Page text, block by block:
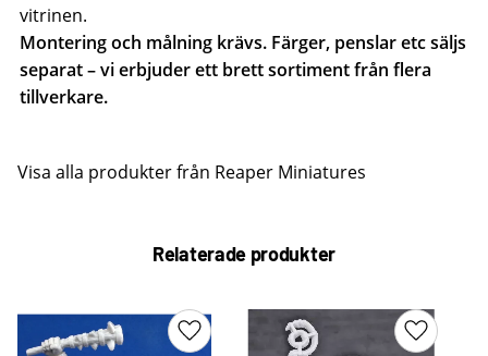
vitrinen.
Montering och målning krävs. Färger, penslar etc säljs
separat – vi erbjuder ett brett sortiment från flera
tillverkare.
Visa alla produkter från Reaper Miniatures
Relaterade produkter
Lägg till i favoriter Lägg till